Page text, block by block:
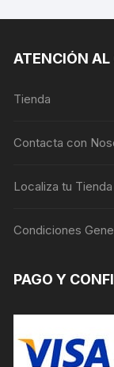
ATENCIÓN AL
Tienda
Contacta con
Localiza tu
Condiciones
PAGO Y